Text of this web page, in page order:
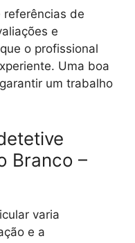
referências de
e
o profissional
Uma boa
um trabalho
Branco –
varia
e a